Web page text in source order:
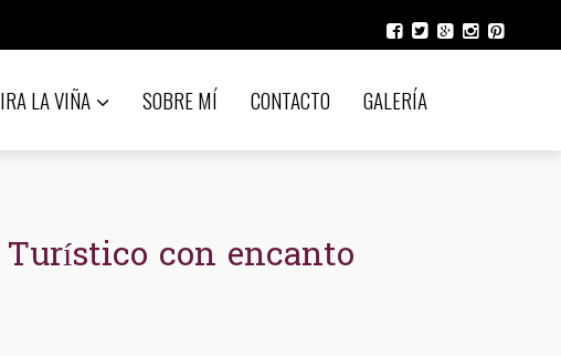
LA VIÑA SOBRE MÍ CONTACTO GALERÍA
Turístico con encanto